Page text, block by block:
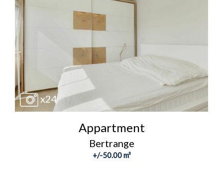
x24
Appartment
Bertrange
+/-50.00 m²